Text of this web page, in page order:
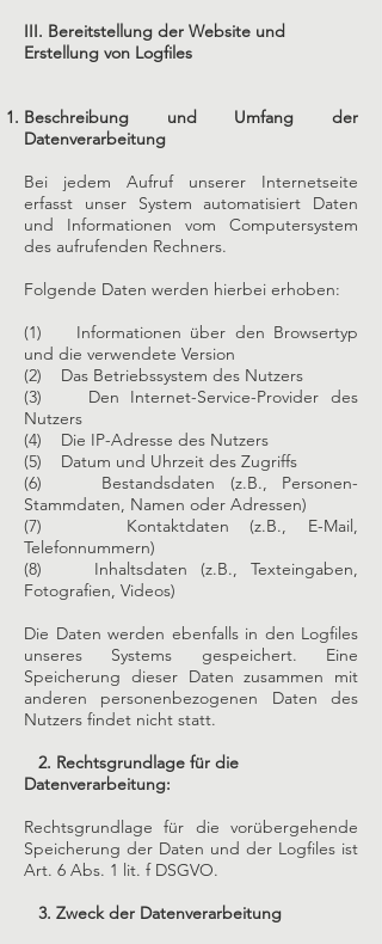
III. Bereitstellung der Website und
Erstellung von Logfiles
Beschreibung und Umfang der
Datenverarbeitung
Bei jedem Aufruf unserer Internetseite
erfasst unser System automatisiert Daten
und Informationen vom Computersystem
des aufrufenden Rechners.
Folgende Daten werden hierbei erhoben:
(1) Informationen über den Browsertyp
und die verwendete Version
(2) Das Betriebssystem des Nutzers
(3) Den Internet-Service-Provider des
Nutzers
(4) Die IP-Adresse des Nutzers
(5) Datum und Uhrzeit des Zugriffs
(6) Bestandsdaten (z.B., Personen-
Stammdaten, Namen oder Adressen)
(7) Kontaktdaten (z.B., E-Mail,
Telefonnummern)
(8) Inhaltsdaten (z.B., Texteingaben,
Fotografien, Videos)
Die Daten werden ebenfalls in den Logfiles
unseres Systems gespeichert. Eine
Speicherung dieser Daten zusammen mit
anderen personenbezogenen Daten des
Nutzers findet nicht statt.
2. Rechtsgrundlage für die
Datenverarbeitung:
Rechtsgrundlage für die vorübergehende
Speicherung der Daten und der Logfiles ist
Art. 6 Abs. 1 lit. f DSGVO.
3. Zweck der Datenverarbeitung